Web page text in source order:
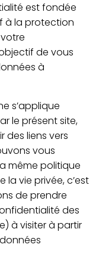
est fondée
à la protection
de vous
à
s’applique
le présent site,
des liens vers
vous
même politique
vie privée, c’est
de prendre
des
à visiter à partir